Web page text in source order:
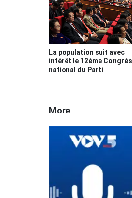
La population suit avec
intérêt le 12ème Congrès
national du Parti
More